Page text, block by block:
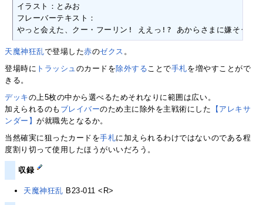
イラスト：とみお
フレーバーテキスト：
やっと会えた、クー・フーリン! ええっ!? あからさまに嫌そうな
天魔神狂乱で登場した赤のゼクス 。
登場時に トラッシュ のカードを除外する ことで手札を増やすことがで
きる。
デッキの上5枚の中から選べるためそれなりに範囲は広い。
加えられるのも ブレイバーのため主に除外を主戦術にした
【アレキサ
ンダー】が就職先となるか。
当然確実に狙ったカードを手札に加えられるわけではないのである程
度割り切って使用したほうがいいだろう。
収録
天魔神狂乱 B23-011 <R>